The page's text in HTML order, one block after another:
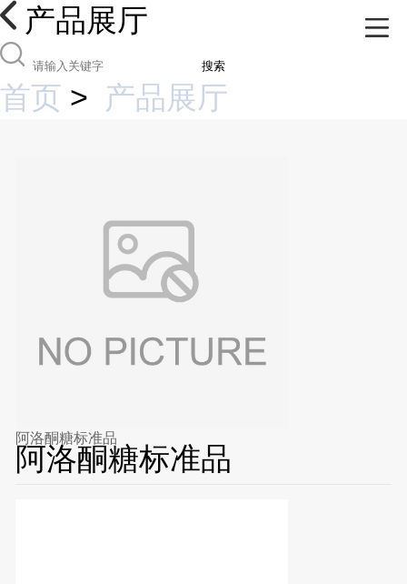
产品展厅
搜索
首页 > 产品展厅
阿洛酮糖标准品
阿洛酮糖标准品